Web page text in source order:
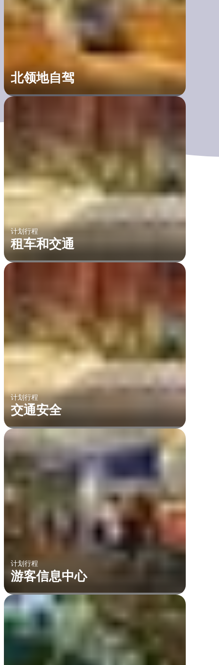
北领地自驾
计划行程
租车和交通
计划行程
交通安全
计划行程
游客信息中心